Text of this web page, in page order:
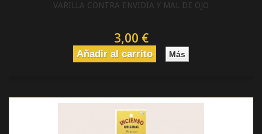
VARILLA CONTRA ENVIDIA Y MAL DE OJO
3,00 €
Añadir al carrito Más